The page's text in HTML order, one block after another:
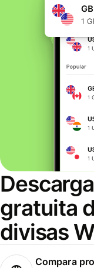
gratuita
divisas
Compara